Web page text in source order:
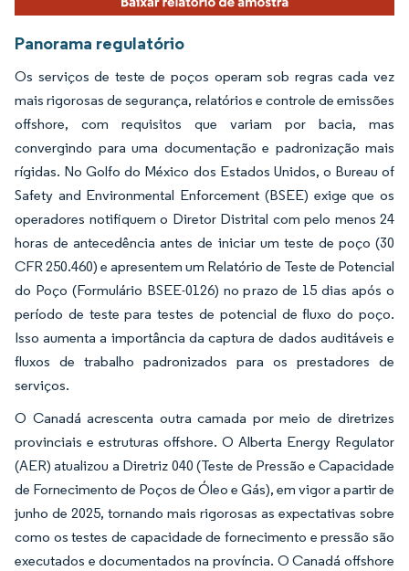
Panorama regulatório
Os serviços de teste de poços operam sob regras cada vez
mais rigorosas de segurança, relatórios e controle de emissões
offshore, com requisitos que variam por bacia, mas
convergindo para uma documentação e padronização mais
rígidas. No Golfo do México dos Estados Unidos, o Bureau of
Safety and Environmental Enforcement (BSEE) exige que os
operadores notifiquem o Diretor Distrital com pelo menos 24
horas de antecedência antes de iniciar um teste de poço (30
CFR 250.460) e apresentem um Relatório de Teste de Potencial
do Poço (Formulário BSEE-0126) no prazo de 15 dias após o
período de teste para testes de potencial de fluxo do poço.
Isso aumenta a importância da captura de dados auditáveis e
fluxos de trabalho padronizados para os prestadores de
serviços.
O Canadá acrescenta outra camada por meio de diretrizes
provinciais e estruturas offshore. O Alberta Energy Regulator
(AER) atualizou a Diretriz 040 (Teste de Pressão e Capacidade
de Fornecimento de Poços de Óleo e Gás), em vigor a partir de
junho de 2025, tornando mais rigorosas as expectativas sobre
como os testes de capacidade de fornecimento e pressão são
executados e documentados na província. O Canadá offshore